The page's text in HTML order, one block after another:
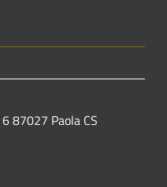
87027 Paola CS